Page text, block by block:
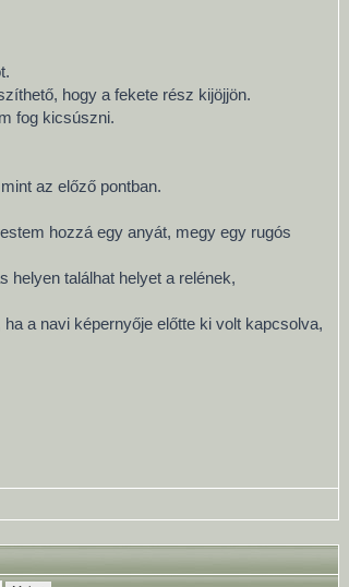
hogy a fekete rész kijöjjön.
fog kicsúszni.
az előző pontban.
hozzá egy anyát, megy egy rugós
helyen találhat helyet a relének,
a navi képernyője előtte ki volt kapcsolva,